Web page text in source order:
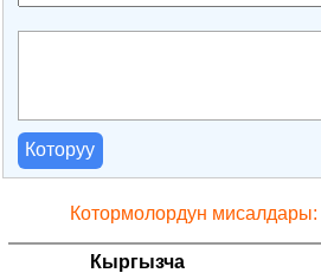
Которуу
Котормолордун мисалдары:
Кыргызча